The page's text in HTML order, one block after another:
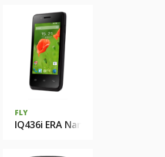
FLY
IQ436i ERA Nano 9